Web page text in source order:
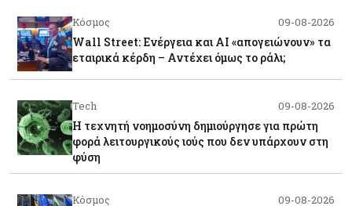
Κόσμος 09-08-2026
Wall Street: Ενέργεια και AI «απογειώνουν» τα
εταιρικά κέρδη – Αντέχει όμως το ράλι;
Tech 09-08-2026
Η τεχνητή νοημοσύνη δημιούργησε για πρώτη
φορά λειτουργικούς ιούς που δεν υπάρχουν στη
φύση
Κόσμος 09-08-2026